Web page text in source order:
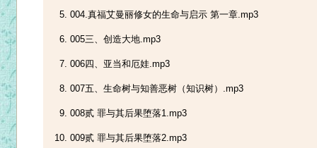
004.真福艾曼丽修女的生命与启示 第一章.mp3
005三、创造大地.mp3
006四、亚当和厄娃.mp3
007五、生命树与知善恶树（知识树）.mp3
008贰 罪与其后果堕落1.mp3
009贰 罪与其后果堕落2.mp3